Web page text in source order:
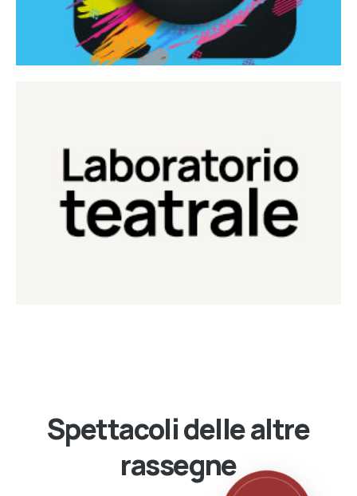
Laboratorio Teatrale
Laboratorio di teatro del Teatro Eduardo de Filippo
Continua
Spettacoli delle altre
rassegne